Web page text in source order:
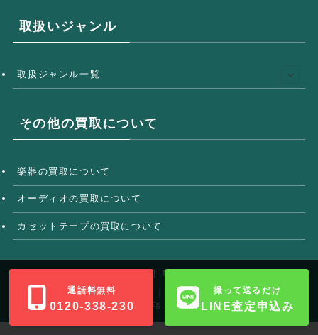
通話料無料
0120-338-230
撮って送るだけ
LINE査定申込み
取扱いジャンル
取扱ジャンル一覧
その他の買取について
楽器の買取について
オーディオの買取について
カセットテープの買取について
レコード買取専門店TU-Field｜全国宅配無料・大阪最短30分出
張.